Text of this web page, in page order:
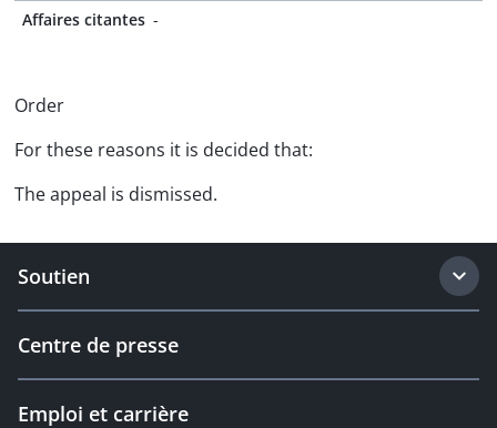
Affaires citantes -
Order
For these reasons it is decided that:
The appeal is dismissed.
Soutien
Centre de presse
Emploi et carrière